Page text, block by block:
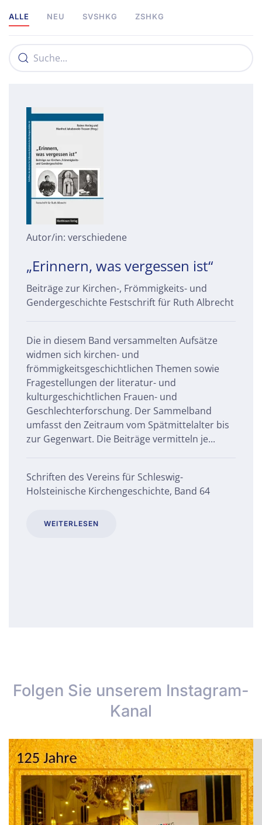
ALLE NEU SVSHKG ZSHKG
Autor/in: verschiedene
„Erinnern, was vergessen ist“
Beiträge zur Kirchen-, Frömmigkeits- und
Gendergeschichte Festschrift für Ruth Albrecht
Die in diesem Band versammelten Aufsätze
widmen sich kirchen- und
frömmigkeitsgeschichtlichen Themen sowie
Fragestellungen der literatur- und
kulturgeschichtlichen Frauen- und
Geschlechterforschung. Der Sammelband
umfasst den Zeitraum vom Spätmittelalter bis
zur Gegenwart. Die Beiträge vermitteln je...
Schriften des Vereins für Schleswig-
Holsteinische Kirchengeschichte, Band 64
WEITERLESEN
Folgen Sie unserem Instagram-
Kanal